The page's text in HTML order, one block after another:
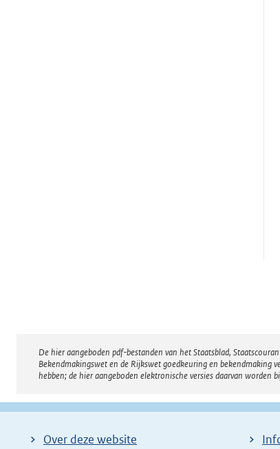
Disclaimer
De hier aangeboden pdf-bestanden van het Staatsblad,
Bekendmakingswet en de Rijkswet goedkeuring en bekendmaking
hebben; de hier aangeboden elektronische versies daarvan worden
Over deze website